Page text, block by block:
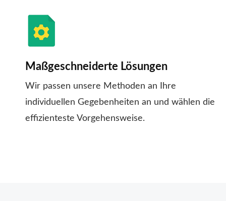
Maßgeschneiderte Lösungen
Wir passen unsere Methoden an Ihre
individuellen Gegebenheiten an und wählen die
effizienteste Vorgehensweise.